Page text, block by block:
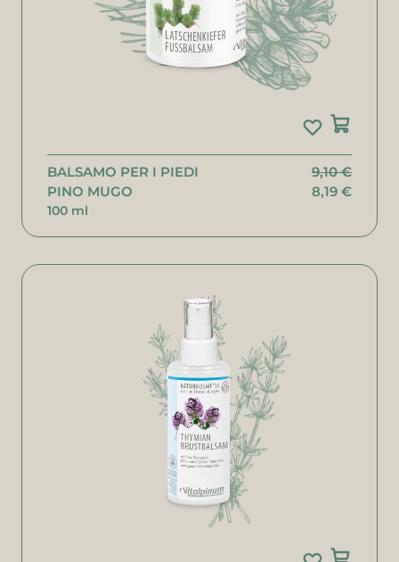
BALSAMO PER I PIEDI
PINO MUGO
100 ml
9,10 €
8,19 €